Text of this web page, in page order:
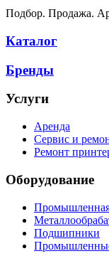
Подбор. Продажа.
Каталог
Бренды
Услуги
Аренда
Сервис и
Ремонт
Оборудование
Промышленная
Подшипники